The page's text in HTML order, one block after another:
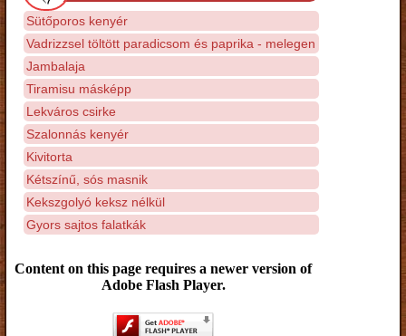
Sütőporos kenyér
Vadrizzsel töltött paradicsom és paprika - melegen
Jambalaja
Tiramisu másképp
Lekváros csirke
Szalonnás kenyér
Kivitorta
Kétszínű, sós masnik
Kekszgolyó keksz nélkül
Gyors sajtos falatkák
Content on this page requires a newer version of
Adobe Flash Player.